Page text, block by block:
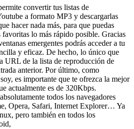
convertir tus listas de
a formato MP3 y descargarlas
hacer nada más, para que puedas
favoritas lo más rápido posible. Gracias
emergentes podrás acceder a tu
y eficaz. De hecho, lo único que
URL de la lista de reproducción de
anterior. Por último, como
es importante que te ofrezca la mejor
actualmente es de 320Kbps.
todos los navegadores
Opera, Safari, Internet Explorer… Ya
pero también en todos los